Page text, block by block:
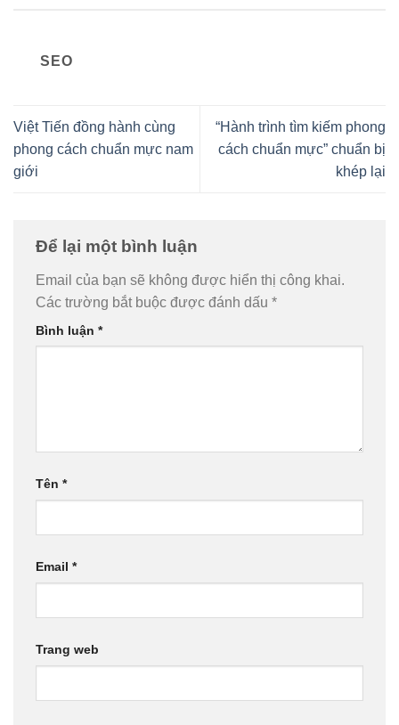
SEO
Việt Tiến đồng hành cùng
phong cách chuẩn mực nam
giới
“Hành trình tìm kiếm phong
cách chuẩn mực” chuẩn bị
khép lại
Để lại một bình luận
Email của bạn sẽ không được hiển thị công khai.
Các trường bắt buộc được đánh dấu *
Bình luận *
Tên *
Email *
Trang web